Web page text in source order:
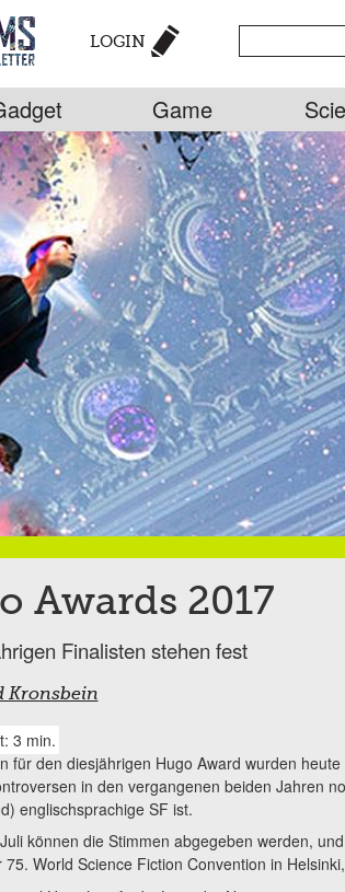
LOGIN
Game
Awards 2017
Finalisten stehen fest
Kronsbein
3 min.
für den diesjährigen Hugo Award wurden
in den vergangenen beiden Jahren
englischsprachige SF ist.
können die Stimmen abgegeben werden,
World Science Fiction Convention in